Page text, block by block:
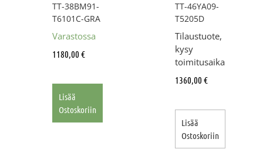
TT-38BM91-
T6101C-GRA
Varastossa
1180,00 €
Lisää
Ostoskoriin
TT-46YA09-
T5205D
Tilaustuote,
kysy
toimitusaika
1360,00 €
Lisää
Ostoskoriin